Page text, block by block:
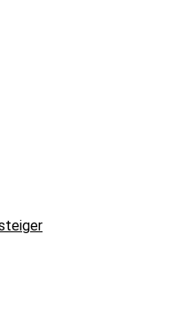
Graue Muränen Fische